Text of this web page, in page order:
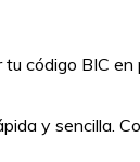
código BIC
y sencilla.